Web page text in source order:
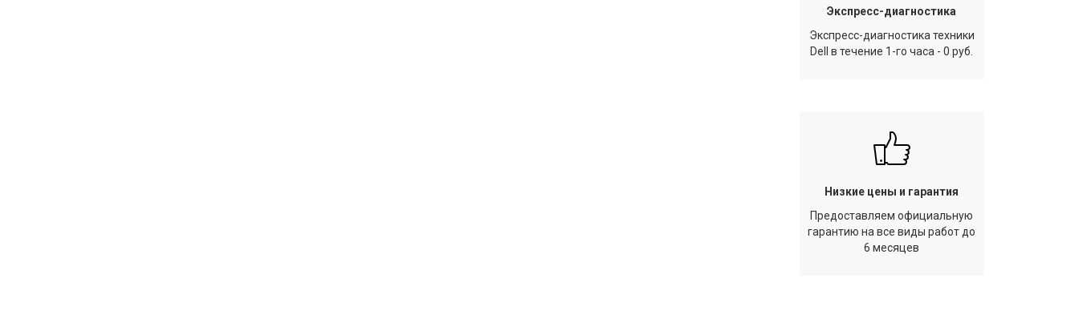
Экспресс-диагностика
Экспресс-диагностика техники
Dell в течение 1-го часа - 0 руб.
Низкие цены и гарантия
Предоставляем официальную
гарантию на все виды работ до
6 месяцев